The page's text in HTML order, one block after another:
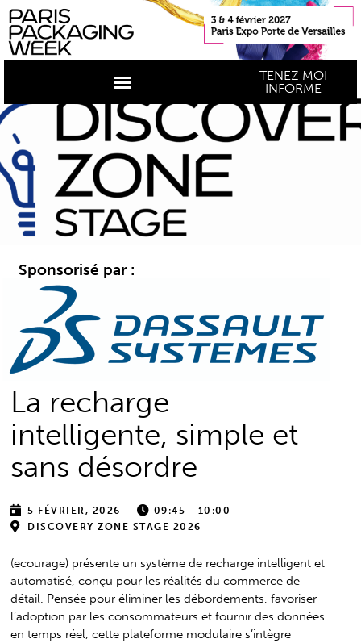
TENEZ MOI
INFORME
Sponsorisé par :
La recharge
intelligente, simple et
sans désordre
5 FÉVRIER, 2026
09:45 - 10:00
DISCOVERY ZONE STAGE 2026
(ecourage) présente un système de recharge intelligent et
automatisé, conçu pour les réalités du commerce de
détail. Pensée pour éliminer les débordements, favoriser
l’adoption par les consommateurs et fournir des données
en temps réel, cette plateforme modulaire s’intègre